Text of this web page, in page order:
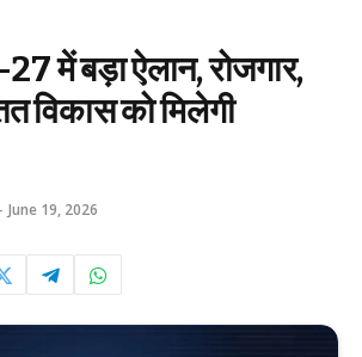
में बड़ा ऐलान, रोजगार,
विकास को मिलेगी
June 19, 2026